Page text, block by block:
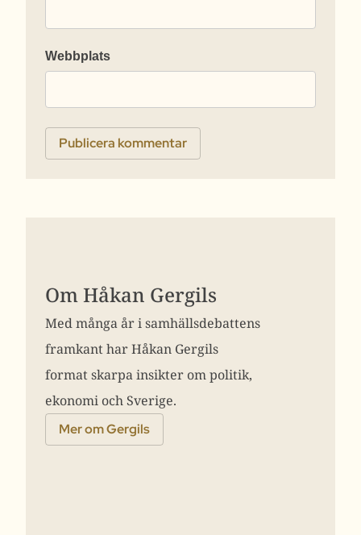
Webbplats
Om Håkan Gergils
Med många år i samhällsdebattens
framkant har Håkan Gergils
format skarpa insikter om politik,
ekonomi och Sverige.
Mer om Gergils